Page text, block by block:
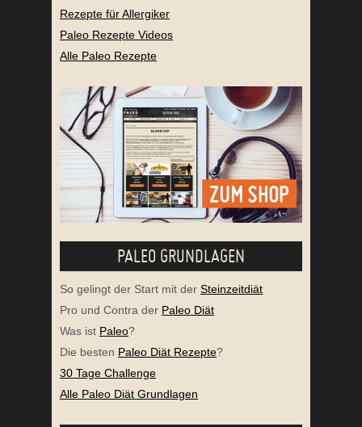
Rezepte für Allergiker
Paleo Rezepte Videos
Alle Paleo Rezepte
PALEO GRUNDLAGEN
So gelingt der Start mit der Steinzeitdiät
Pro und Contra der Paleo Diät
Was ist Paleo?
Die besten Paleo Diät Rezepte?
30 Tage Challenge
Alle Paleo Diät Grundlagen